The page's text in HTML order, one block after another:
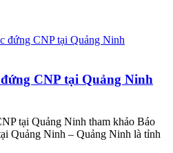
CNP tại Quảng Ninh
tại Quảng Ninh tham khảo Báo
Quảng Ninh – Quảng Ninh là tỉnh